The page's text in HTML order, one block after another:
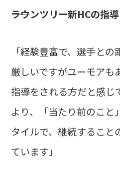
――ラウンツリー新HCの指
「経験豊富で、選手と
厳しいですがユーモアも
指導をされる方だと感じ
より、「当たり前のこと
タイルで、継続すること
ています」